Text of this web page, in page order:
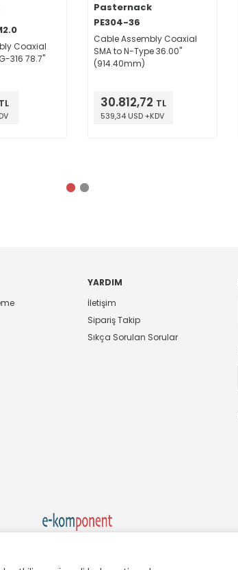
Coaxial
316 78.7"
TL
Pasternack
PE304-36
Cable Assembly Coaxial
SMA to N-Type 36.00"
(914.40mm)
30.812,72 TL
539,34 USD +KDV
YARDIM
İletişim
Sipariş Takip
Sıkça Sorulan Sorular